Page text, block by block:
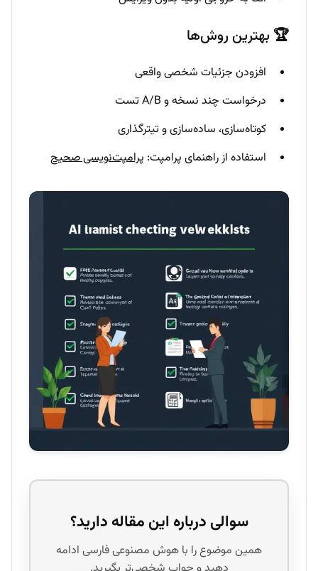
🏆 بهترین روش‌ها
افزودن جزئیات شخصی واقعی
درخواست چند نسخه و A/B تست
کوتاه‌سازی، ساده‌سازی و تیترگذاری
استفاده از راهنمای پرامپت: پرامپت‌نویسی صحیح
سوالی درباره این مقاله دارید؟
همین موضوع را با هوش مصنوعی فارسی ادامه